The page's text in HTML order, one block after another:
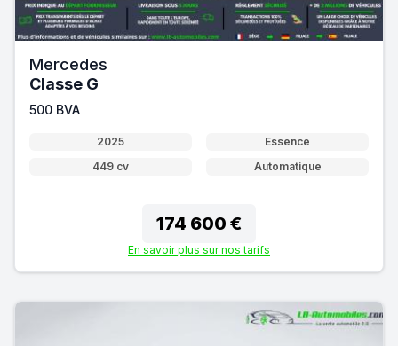
Mercedes
Classe G
500 BVA
2025
Essence
449 cv
Automatique
174 600 €
En savoir plus sur nos tarifs